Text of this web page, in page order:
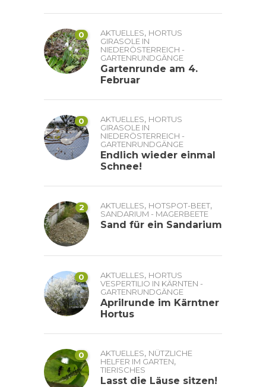
0 AKTUELLES, HORTUS
GIRASOLE IN
NIEDERÖSTERREICH -
GARTENRUNDGÄNGE
Gartenrunde am 4.
Februar
0 AKTUELLES, HORTUS
GIRASOLE IN
NIEDERÖSTERREICH -
GARTENRUNDGÄNGE
Endlich wieder einmal
Schnee!
2 AKTUELLES, HOTSPOT-BEET,
SANDARIUM - MAGERBEETE
Sand für ein Sandarium
0 AKTUELLES, HORTUS
VESPERTILIO IN KÄRNTEN -
GARTENRUNDGÄNGE
Aprilrunde im Kärntner
Hortus
0 AKTUELLES, NÜTZLICHE
HELFER IM GARTEN,
TIERISCHES
Lasst die Läuse sitzen!